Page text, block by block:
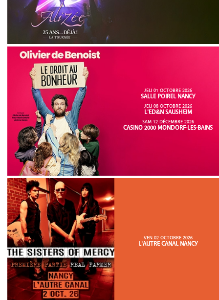
JEU 01 OCTOBRE 2026
SALLE POIREL NANCY
JEU 08 OCTOBRE 2026
L'ED&N SAUSHEIM
SAM 12 DÉCEMBRE 2026
CASINO 2000 MONDORF-LES-BAINS
VEN 02 OCTOBRE 2026
L'AUTRE CANAL NANCY